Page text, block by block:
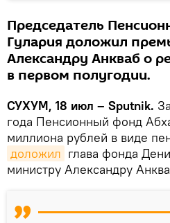
Председатель
Гулария доложил
Александру Анкваб о
в первом полугодии.
СУХУМ, 18 июл – Sputnik.
года Пенсионный фонд
миллиона рублей в виде
доложил глава фонда
министру Александру